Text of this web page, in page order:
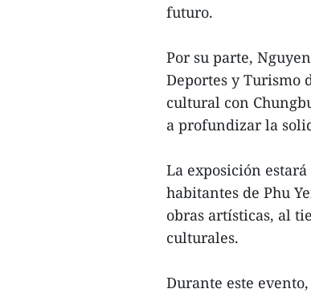
futuro.
Por su parte,
Deportes y Turismo
cultural con
a profundizar la
La exposición
habitantes de Phu
obras artísticas, al
culturales.
Durante este